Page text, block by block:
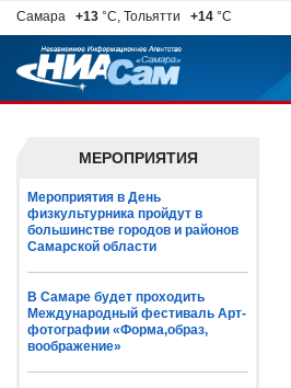
Самара +13 °C, Тольятти +14 °C
МЕРОПРИЯТИЯ
Мероприятия в День
физкультурника пройдут в
большинстве городов и районов
Самарской области
В Самаре будет проходить
Международный фестиваль Арт-
фотографии «Форма,образ,
воображение»